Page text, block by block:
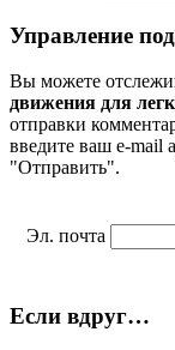
Управление
Вы можете
движения для
отправки
введите ваш e-mail
"Отправить".
Эл. почта
Если вдруг…